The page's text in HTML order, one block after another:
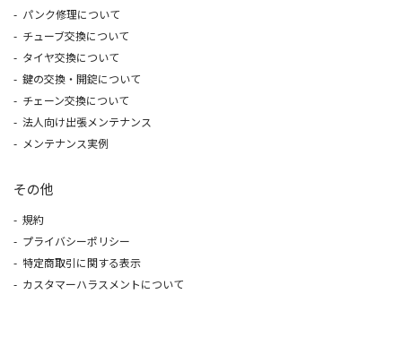
パンク修理について
チューブ交換について
タイヤ交換について
鍵の交換・開錠について
チェーン交換について
法人向け出張メンテナンス
メンテナンス実例
その他
規約
プライバシーポリシー
特定商取引に関する表示
カスタマーハラスメントについて